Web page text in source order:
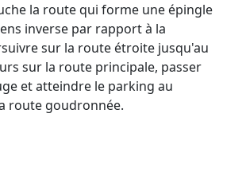
la route qui forme une épingle
inverse par rapport à la
sur la route étroite jusqu'au
sur la route principale, passer
et atteindre le parking au
route goudronnée.